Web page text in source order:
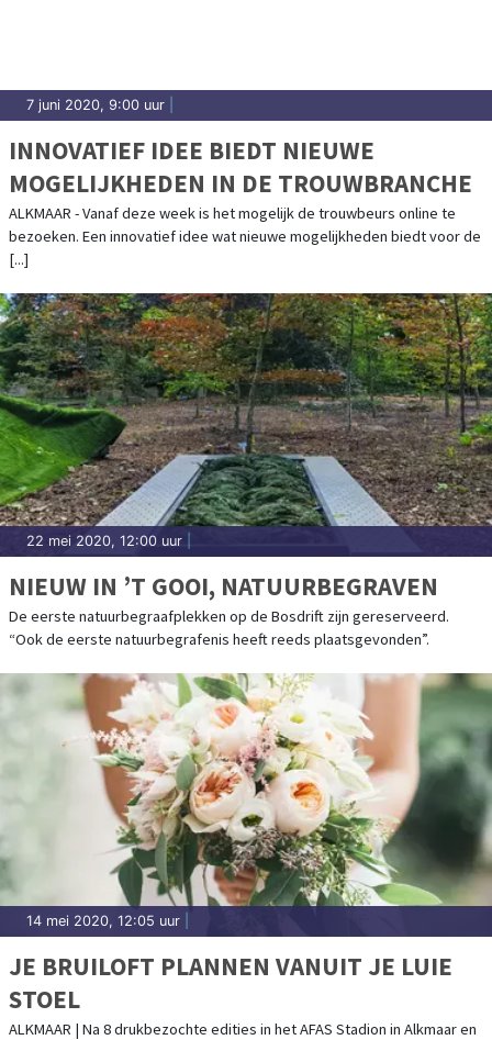
7 juni 2020, 9:00 uur
INNOVATIEF IDEE BIEDT NIEUWE
MOGELIJKHEDEN IN DE TROUWBRANCHE
ALKMAAR - Vanaf deze week is het mogelijk de trouwbeurs online te
bezoeken. Een innovatief idee wat nieuwe mogelijkheden biedt voor de
[...]
22 mei 2020, 12:00 uur
NIEUW IN ’T GOOI, NATUURBEGRAVEN
De eerste natuurbegraafplekken op de Bosdrift zijn gereserveerd.
“Ook de eerste natuurbegrafenis heeft reeds plaatsgevonden”.
14 mei 2020, 12:05 uur
JE BRUILOFT PLANNEN VANUIT JE LUIE
STOEL
ALKMAAR | Na 8 drukbezochte edities in het AFAS Stadion in Alkmaar en